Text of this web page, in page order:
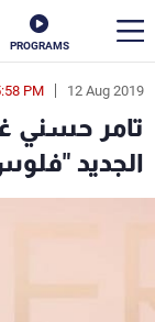
PROGRAMS
12 Aug 2019
PM
تامر حسني
الجديد
en
الأخبار
سياسة